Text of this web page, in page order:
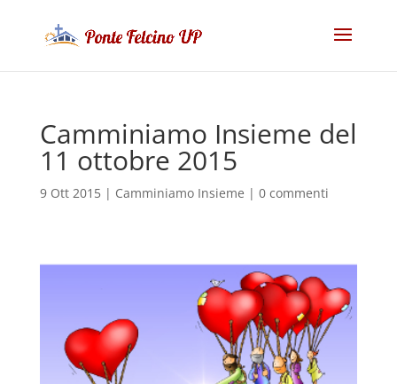
Camminiamo Insieme del
11 ottobre 2015
9 Ott 2015| Camminiamo Insieme | 0 commenti